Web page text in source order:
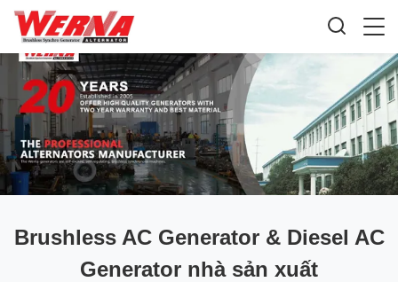
Brushless AC Generator & Diesel AC
Generator nhà sản xuất